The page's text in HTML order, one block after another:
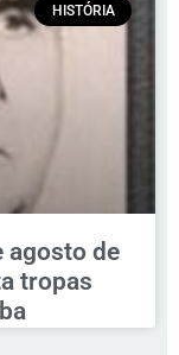
HISTÓRIA
agosto de
tropas